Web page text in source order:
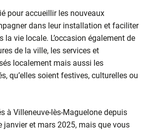
pour accueillir les nouveaux
dans leur installation et faciliter
la vie locale. L’occasion également de
de la ville, les services et
localement mais aussi les
qu’elles soient festives, culturelles ou
à Villeneuve-lès-Maguelone depuis
janvier et mars 2025, mais que vous